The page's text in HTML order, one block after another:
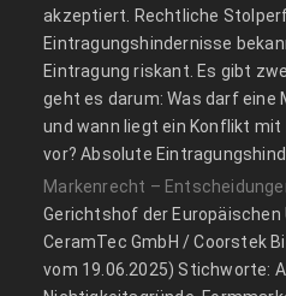
akzeptiert. Rechtliche
Eintragungshindernisse
Eintragung riskant. Es gibt
geht es darum: Was darf eine
und wann liegt ein Konflikt
vor? Absolute
Markenrecht –
Gerichtshof der Europäischen
CeramTec GmbH / Coorstek
vom 19.06.2025) Stichworte: